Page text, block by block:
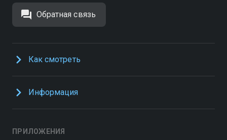
Обратная связь
Как смотреть
Информация
ПРИЛОЖЕНИЯ